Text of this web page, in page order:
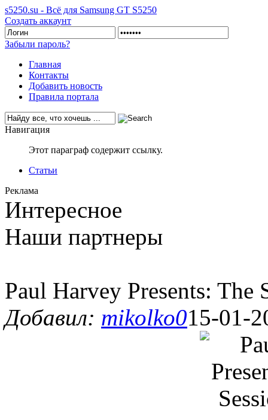
s5250.su - Всё для Samsung GT S5250
Создать аккаунт
Забыли пароль?
Главная
Контакты
Добавить новость
Правила портала
Навигация
Этот параграф содержит ссылку.
Статьи
Реклама
Интересное
Наши партнеры
Paul Harvey Presents: The
Добавил: mikolko015-01-